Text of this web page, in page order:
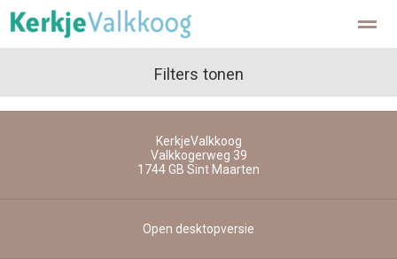
Privacy
Facebook Pagina's
Filters tonen
KerkjeValkkoog
Valkkogerweg 39
1744 GB Sint Maarten
Open desktopversie